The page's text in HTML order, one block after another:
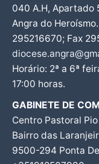
040 A.H, Apartado
Angra do Heroísmo.
295216670; Fax
Horário: 2ª a 6ª
17:00 horas.
GABINETE DE
Centro Pastoral Pio
Bairro das
9500-294 Ponta